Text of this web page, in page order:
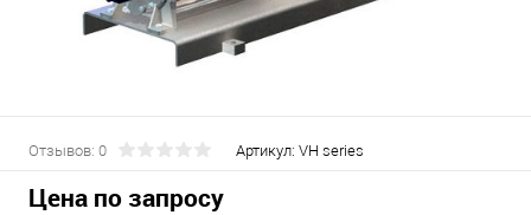
Отзывов: 0 Артикул: VH series
Цена по запросу